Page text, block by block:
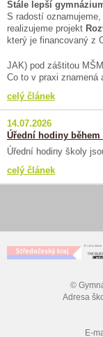
Stále lepší
S radostí
realizujeme projekt
který je financovaný z
JAK) pod záštitou
Co to v praxi znamená
celý článek
14.07.2026
Úřední hodiny
Úřední hodiny školy
celý článek
©
Adresa
E-